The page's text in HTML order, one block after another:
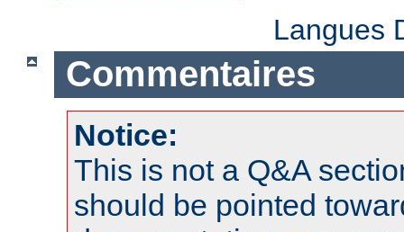
Langues
Commentaires
Notice:
This is not a Q&A
should be pointed